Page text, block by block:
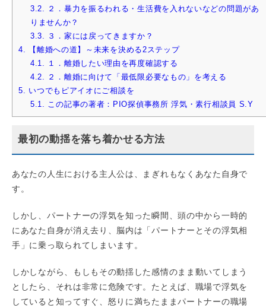
3.2.
２．暴力を振るわれる・生活費を入れないなどの問題があ
りませんか？
3.3.
３．家には戻ってきますか？
4.
【離婚への道】～未来を決める2ステップ
4.1.
１．離婚したい理由を再度確認する
4.2.
２．離婚に向けて「最低限必要なもの」を考える
5.
いつでもピアイオにご相談を
5.1.
この記事の著者：PIO探偵事務所 浮気・素行相談員 S.Y
最初の動揺を落ち着かせる方法
あなたの人生における主人公は、まぎれもなくあなた自身で
す。
しかし、パートナーの浮気を知った瞬間、頭の中から一時的
にあなた自身が消え去り、脳内は「パートナーとその浮気相
手」に乗っ取られてしまいます。
しかしながら、もしもその動揺した感情のまま動いてしまう
としたら、それは非常に危険です。たとえば、職場で浮気を
していると知ってすぐ、怒りに満ちたままパートナーの職場